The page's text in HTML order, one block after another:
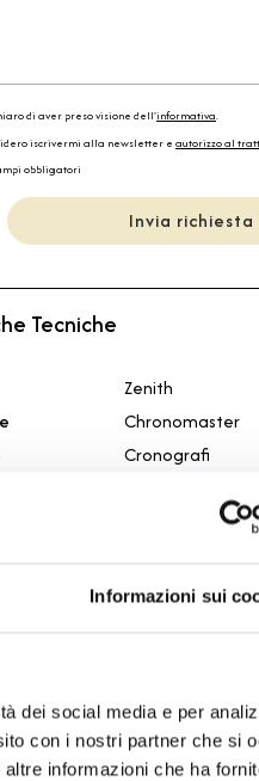
Informazioni sui
dei social media e per
con i nostri partner che si
informazioni che ha
di aver preso visione dell'informativa.
iscrivermi alla newsletter e autorizzo al
obbligatori
Invia richiesta
Tecniche
Zenith
Chronomaster
Cronografi
Acciaio
Zaffiro
Pieghevole